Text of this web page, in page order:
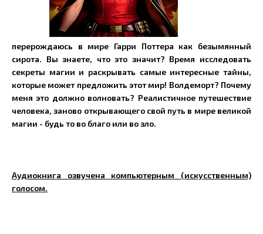
перерождаюсь в мире Гарри Поттера как безымянный
сирота. Вы знаете, что это значит? Время исследовать
секреты магии и раскрывать самые интересные тайны,
которые может предложить этот мир! Волдеморт? Почему
меня это должно волновать? Реалистичное путешествие
человека, заново открывающего свой путь в мире великой
магии - будь то во благо или во зло.
Аудиокнига озвучена компьютерным (искусственным)
голосом.